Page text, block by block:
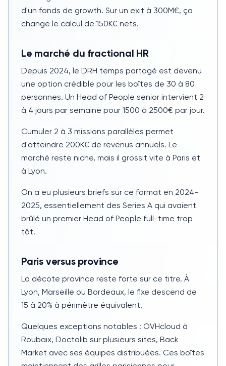
d'un fonds de growth. Sur un exit à 300M€, ça
change le calcul de 150K€ nets.
Le marché du fractional HR
Depuis 2024, le DRH temps partagé est devenu
une option crédible pour les boîtes de 30 à 80
personnes. Un Head of People senior intervient 2
à 4 jours par semaine pour 1500 à 2500€ par jour.
Cumuler 2 à 3 missions parallèles permet
d'atteindre 200K€ de revenus annuels. Le
marché reste niche, mais il grossit vite à Paris et
à Lyon.
On a eu plusieurs briefs sur ce format en 2024-
2025, essentiellement des Series A qui avaient
brûlé un premier Head of People full-time trop
tôt.
Paris versus province
La décote province reste forte sur ce titre. À
Lyon, Marseille ou Bordeaux, le fixe descend de
15 à 20% à périmètre équivalent.
Quelques exceptions notables : OVHcloud à
Roubaix, Doctolib sur plusieurs sites, Back
Market avec ses équipes distribuées. Ces boîtes